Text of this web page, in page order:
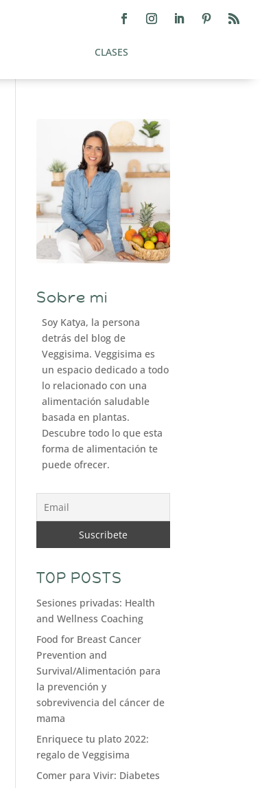
CLASES
Sobre mi
Soy Katya, la persona
detrás del blog de
Veggisima. Veggisima es
un espacio dedicado a todo
lo relacionado con una
alimentación saludable
basada en plantas.
Descubre todo lo que esta
forma de alimentación te
puede ofrecer.
TOP POSTS
Sesiones privadas: Health
and Wellness Coaching
Food for Breast Cancer
Prevention and
Survival/Alimentación para
la prevención y
sobrevivencia del cáncer de
mama
Enriquece tu plato 2022:
regalo de Veggisima
Comer para Vivir: Diabetes